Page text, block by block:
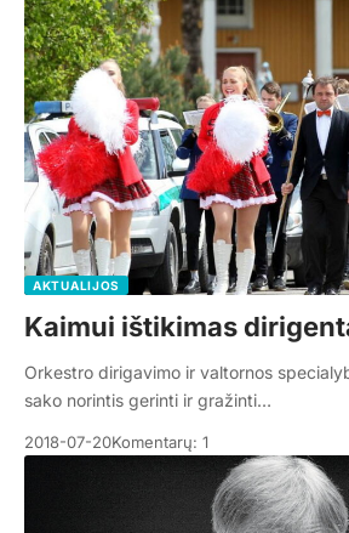
AKTUALIJOS
Kaimui ištikimas
Orkestro dirigavimo ir valtornos
sako norintis gerinti ir gražinti…
2018-07-20Komentarų: 1